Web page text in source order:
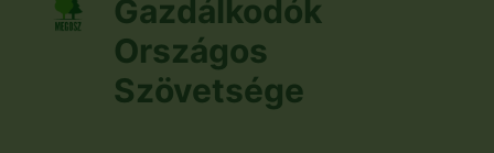
Gazdálkodók
Országos
Szövetsége